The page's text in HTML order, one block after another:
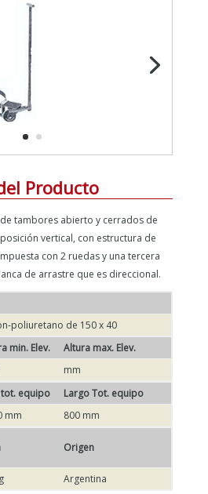
Producto
tambores abierto y cerrados de
vertical, con estructura de
con 2 ruedas y una tercera
de arrastre que es direccional.
poliuretano de 150 x 40
min. Elev.
Altura max. Elev.
mm
equipo
Largo Tot. equipo
mm
800 mm
Origen
Argentina